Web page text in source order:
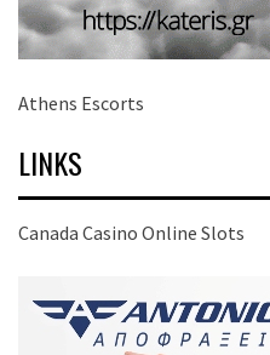
Athens Escorts
LINKS
Canada Casino Online Slots